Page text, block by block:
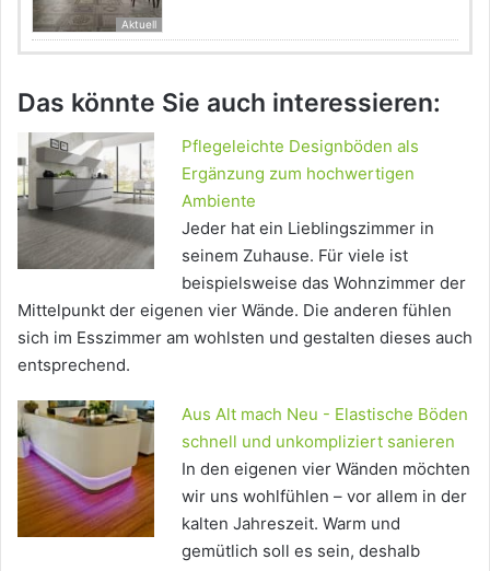
Aktuell
Das könnte Sie auch interessieren:
Pflegeleichte Designböden als
Ergänzung zum hochwertigen
Ambiente
Jeder hat ein Lieblingszimmer in
seinem Zuhause. Für viele ist
beispielsweise das Wohnzimmer der
Mittelpunkt der eigenen vier Wände. Die anderen fühlen
sich im Esszimmer am wohlsten und gestalten dieses auch
entsprechend.
Aus Alt mach Neu - Elastische Böden
schnell und unkompliziert sanieren
In den eigenen vier Wänden möchten
wir uns wohlfühlen – vor allem in der
kalten Jahreszeit. Warm und
gemütlich soll es sein, deshalb